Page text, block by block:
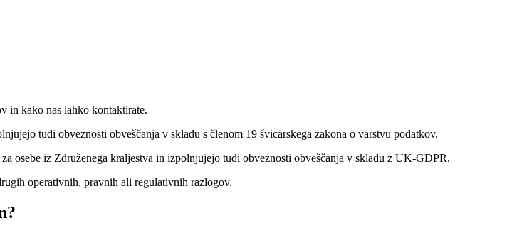
in kako nas lahko kontaktirate.
tudi obveznosti obveščanja v skladu s členom 19 švicarskega zakona o varstvu podatkov.
osebe iz Združenega kraljestva in izpolnjujejo tudi obveznosti obveščanja v skladu z UK-GDPR.
operativnih, pravnih ali regulativnih razlogov.